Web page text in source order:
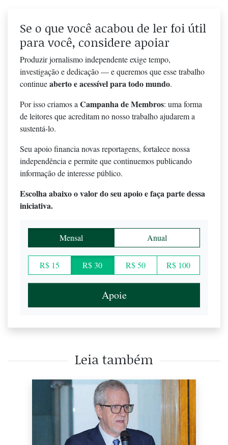
Se o que você acabou de ler foi útil
para você, considere apoiar
Produzir jornalismo independente exige tempo,
investigação e dedicação — e queremos que esse trabalho
continueaberto e acessível para todo mundo.
Por isso criamos aCampanha de Membros: uma forma
de leitores que acreditam no nosso trabalho ajudarem a
sustentá-lo.
Seu apoio financia novas reportagens, fortalece nossa
independência e permite que continuemos publicando
informação de interesse público.
Escolha abaixo o valor do seu apoio e faça parte dessa
iniciativa.
Mensal Anual
R$ 15 R$ 30 R$ 50 R$ 100
Apoie
Leia também